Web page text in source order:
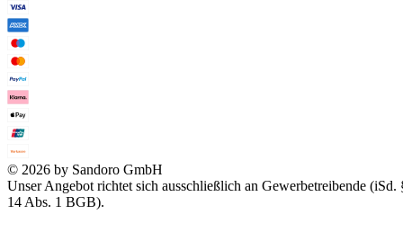
© 2026 by Sandoro GmbH
Unser Angebot richtet sich ausschließlich an Gewerbetreibende (iSd.
14 Abs. 1 BGB).